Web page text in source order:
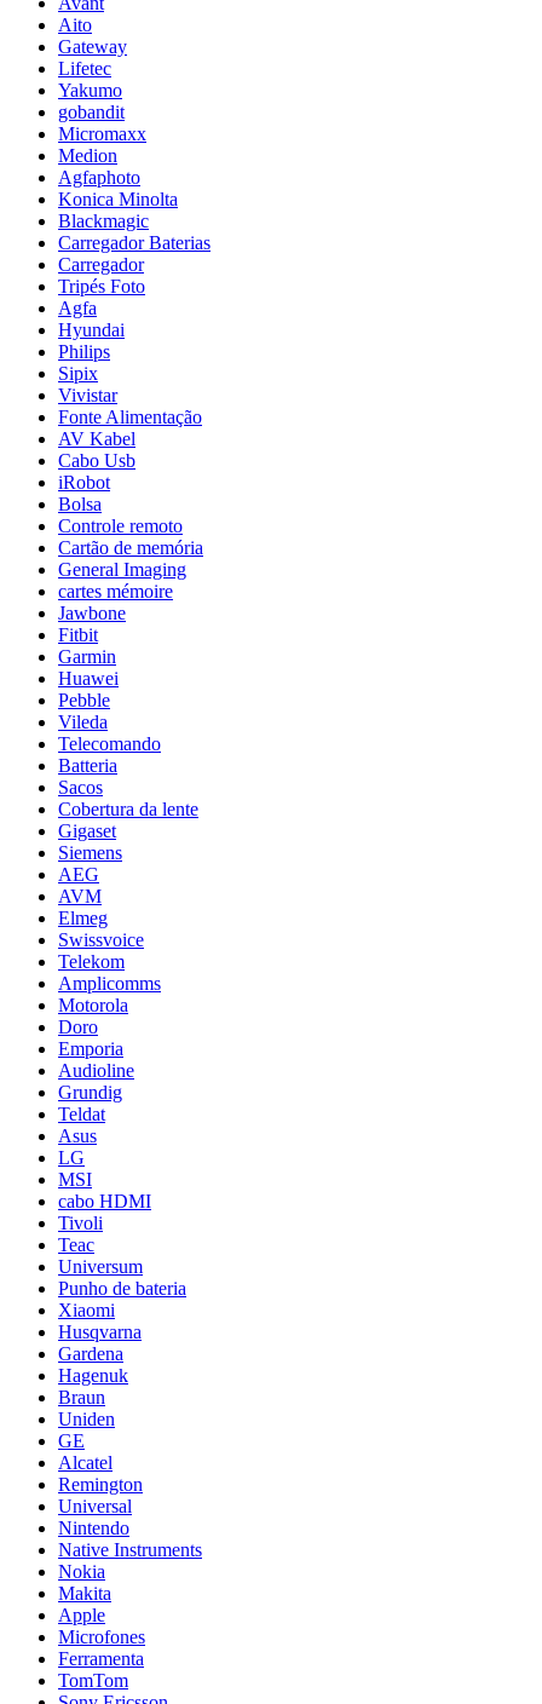
Aito
Gateway
Lifetec
Yakumo
gobandit
Micromaxx
Medion
Agfaphoto
Konica Minolta
Blackmagic
Carregador Baterias
Carregador
Tripés Foto
Agfa
Hyundai
Philips
Sipix
Vivistar
Fonte Alimentação
AV Kabel
Cabo Usb
iRobot
Bolsa
Controle remoto
Cartão de memória
General Imaging
cartes mémoire
Jawbone
Fitbit
Garmin
Huawei
Pebble
Vileda
Telecomando
Batteria
Sacos
Cobertura da lente
Gigaset
Siemens
AEG
AVM
Elmeg
Swissvoice
Telekom
Amplicomms
Motorola
Doro
Emporia
Audioline
Grundig
Teldat
Asus
LG
MSI
cabo HDMI
Tivoli
Teac
Universum
Punho de bateria
Xiaomi
Husqvarna
Gardena
Hagenuk
Braun
Uniden
GE
Alcatel
Remington
Universal
Nintendo
Native Instruments
Nokia
Makita
Apple
Microfones
Ferramenta
TomTom